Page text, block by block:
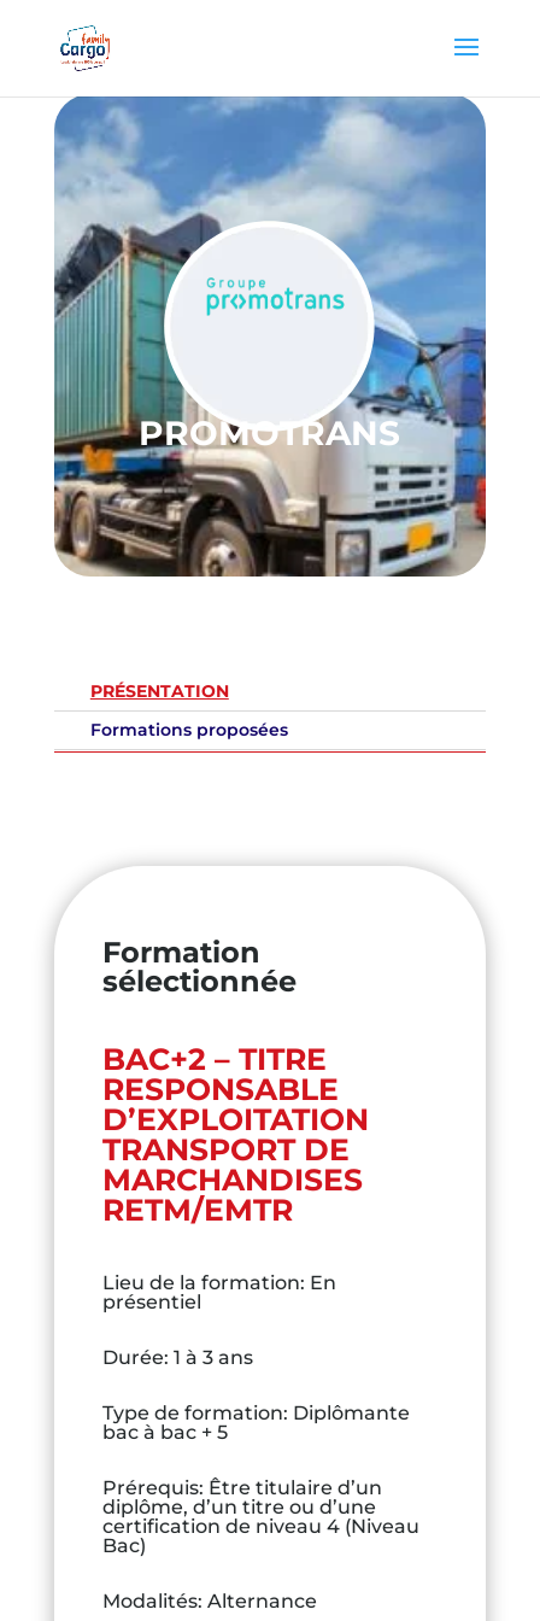
PROMOTRANS
PRÉSENTATION
Formations proposées
Formation
sélectionnée
BAC+2 – TITRE
RESPONSABLE
D’EXPLOITATION
TRANSPORT DE
MARCHANDISES
RETM/EMTR
Lieu de la formation: En
présentiel
Durée: 1 à 3 ans
Type de formation: Diplômante
bac à bac + 5
Prérequis: Être titulaire d’un
diplôme, d’un titre ou d’une
certification de niveau 4 (Niveau
Bac)
Modalités: Alternance